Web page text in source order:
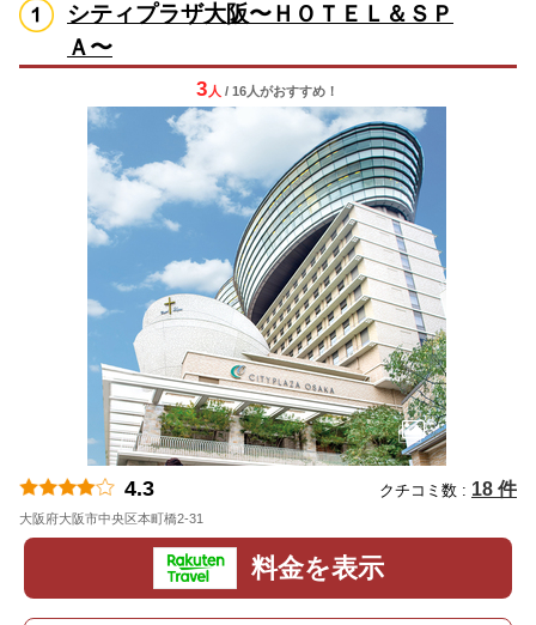
シティプラザ大阪〜ＨＯＴＥＬ＆ＳＰ
Ａ〜
3 人 / 16人がおすすめ！
4.3 クチコミ数 : 18 件
大阪府大阪市中央区本町橋2-31
料金を表示